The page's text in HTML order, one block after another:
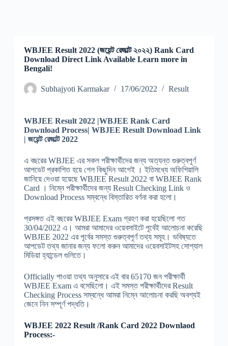
WBJEE Result 2022 (জয়েন্ট রেজাল্ট ২০২২) Rank Card
Download Direct Link Available Learn more in
Bengali!
Subhajyoti Karmakar 17/06/2022 Result
WBJEE Result 2022 |WBJEE Rank Card
Download Process| WBJEE Result Download Link
| জয়েন্ট রেজাল্ট 2022
এ বছরের WBJEE এর সকল পরীক্ষার্থীদের জন্য অত্যন্ত গুরুত্বপূর্ণ
আপডেট প্রকাশিত হয়ে গেল কিছুদিন আগেই । ইতিমধ্যে অফিশিয়ালি
জানিয়ে দেওয়া হয়েছে WBJEE Result 2022 বা WBJEE Rank
Card । নিম্নে পরীক্ষার্থীদের জন্য Result Checking Link ও
Download Process সম্বন্ধে বিস্তারিত বর্ণনা করা হলো।
প্রসঙ্গত এই বছরের WBJEE Exam গ্রহণ করা হয়েছিলো গত
30/04/2022 এ। আমরা আমাদের ওয়েবসাইটে পূর্বেই আলোচনা করেছি
WBJEE 2022 এর পূর্বের সমস্ত গুরুত্বপূর্ণ তথ্য সমূহ। ভবিষ্যতে
আপডেট তথ্য জানার জন্য ফলো করুন আমাদের ওয়েবসাইটসহ সোশ্যাল
মিডিয়া হ্যান্ডেল গুলিতে।
Officially পাওয়া তথ্য অনুসারে এই বার 65170 জন পরীক্ষার্থী
WBJEE Exam এ বসেছিলো। এই সমস্ত পরীক্ষার্থীদের Result
Checking Process সম্বন্ধে আমরা নিম্নে আলোচনা করছি অবশ্যই
জেনে নিন সম্পূর্ণ পদ্ধতি।
WBJEE 2022 Result /Rank Card 2022 Downlaod
Process:-